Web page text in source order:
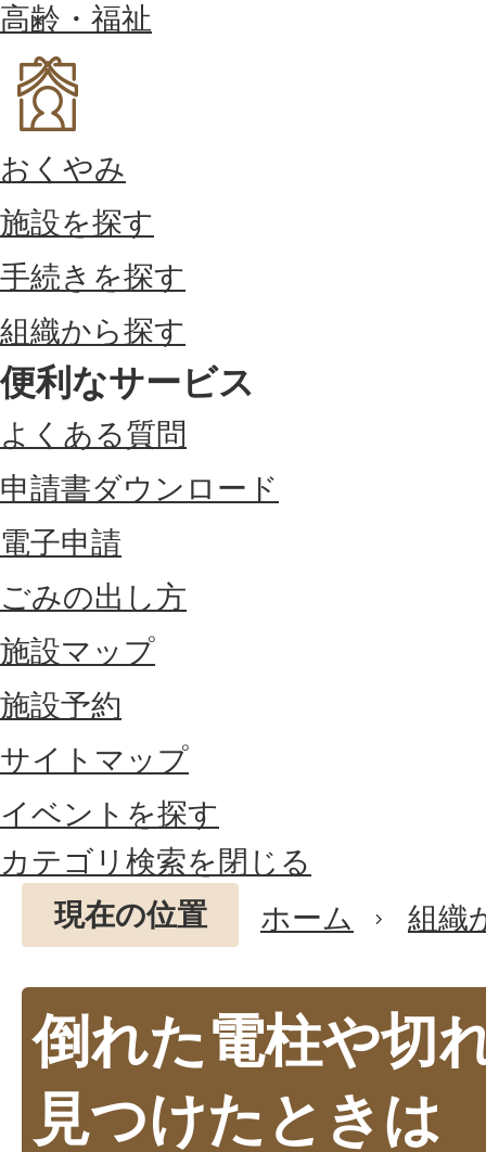
高齢・福祉
おくやみ
施設を探す
手続きを探す
組織から探す
便利なサービス
よくある質問
申請書ダウンロード
電子申請
ごみの出し方
施設マップ
施設予約
サイトマップ
イベントを探す
カテゴリ検索を閉じる
現在の位置
ホーム 組織
倒れた電柱や切
見つけたときは